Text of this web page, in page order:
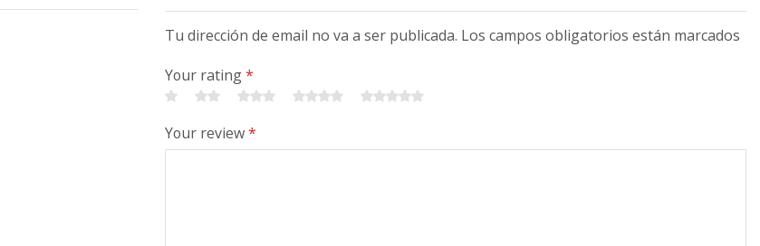
Tu dirección de email no va a ser publicada. Los campos obligatorios están marcados
Your rating*
Your review*